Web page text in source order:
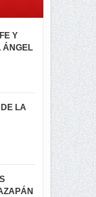
Y
ÁNGEL
LA
DE
EN